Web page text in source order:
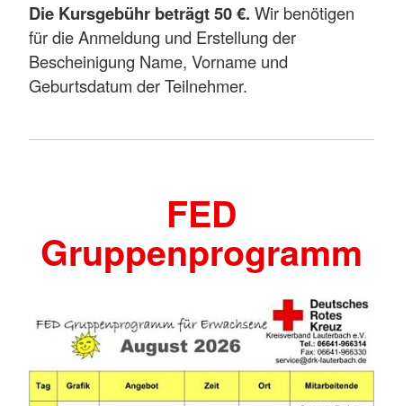
Die Kursgebühr beträgt 50 €. Wir benötigen
für die Anmeldung und Erstellung der
Bescheinigung Name, Vorname und
Geburtsdatum der Teilnehmer.
FED
Gruppenprogramm